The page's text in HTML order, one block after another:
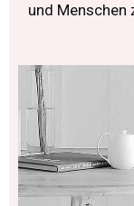
und Menschen